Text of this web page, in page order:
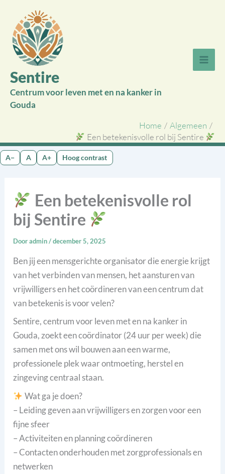
inhoud
Sentire
Centrum voor leven met en na kanker in
Gouda
Home
Algemeen
Een betekenisvolle rol bij Sentire
A− A A+ Hoog contrast
Een betekenisvolle rol
bij Sentire
Dooradmin/december 5, 2025
Ben jij een mensgerichte organisator die energie krijgt
van het verbinden van mensen, het aansturen van
vrijwilligers en het coördineren van een centrum dat
van betekenis is voor velen?
Sentire, centrum voor leven met en na kanker in
Gouda, zoekt een coördinator (24 uur per week) die
samen met ons wil bouwen aan een warme,
professionele plek waar ontmoeting, herstel en
zingeving centraal staan.
Wat ga je doen?
– Leiding geven aan vrijwilligers en zorgen voor een
fijne sfeer
– Activiteiten en planning coördineren
– Contacten onderhouden met zorgprofessionals en
netwerken